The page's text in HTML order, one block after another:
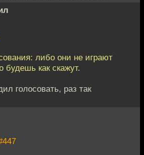
либо они не играют
будешь как скажут.
голосовать, раз так